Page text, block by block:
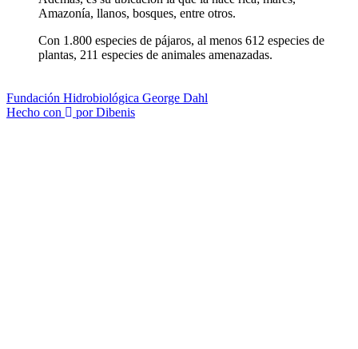
Amazonía, llanos, bosques, entre otros.
Con 1.800 especies de pájaros, al menos 612 especies de
plantas, 211 especies de animales amenazadas.
Fundación Hidrobiológica George Dahl
Hecho con
por Dibenis